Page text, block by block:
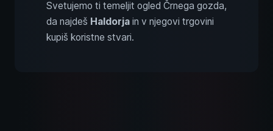
Svetujemo ti temeljit ogled Črnega gozda,
da najdeš Haldorja in v njegovi trgovini
kupiš koristne stvari.